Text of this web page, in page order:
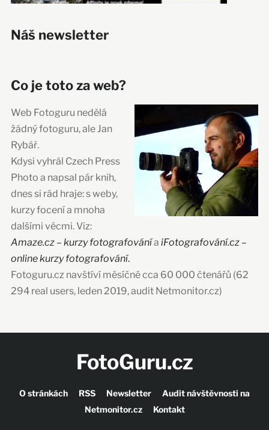
Náš newsletter
Co je toto za web?
Web Fotoguru nedělá
žádný fotoguru, ale Jan
Rybář.
Kdysi vyhrál Czech Press
Photo a napsal pár knih,
dnes si rád hraje: s weby,
kurzy focení a mnoha
dalšími věcmi. Viz:
Amaze.cz – kurzy fotografovánía iFotografování.cz –
online kurzy fotografování.
Fotoguru.cz navštíví měsíčně cca 60 000 čtenářů (62
294 real users, leden 2019, audit Netmonitor.cz)
FotoGuru.cz
O stránkách RSS Newsletter
Audit návštěvnosti na
Netmonitor.cz
Kontakt